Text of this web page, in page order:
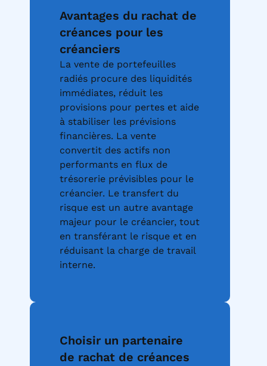
Avantages du rachat de
créances pour les
créanciers
La vente de portefeuilles
radiés procure des liquidités
immédiates, réduit les
provisions pour pertes et aide
à stabiliser les prévisions
financières. La vente
convertit des actifs non
performants en flux de
trésorerie prévisibles pour le
créancier. Le transfert du
risque est un autre avantage
majeur pour le créancier, tout
en transférant le risque et en
réduisant la charge de travail
interne.
Choisir un partenaire
de rachat de créances